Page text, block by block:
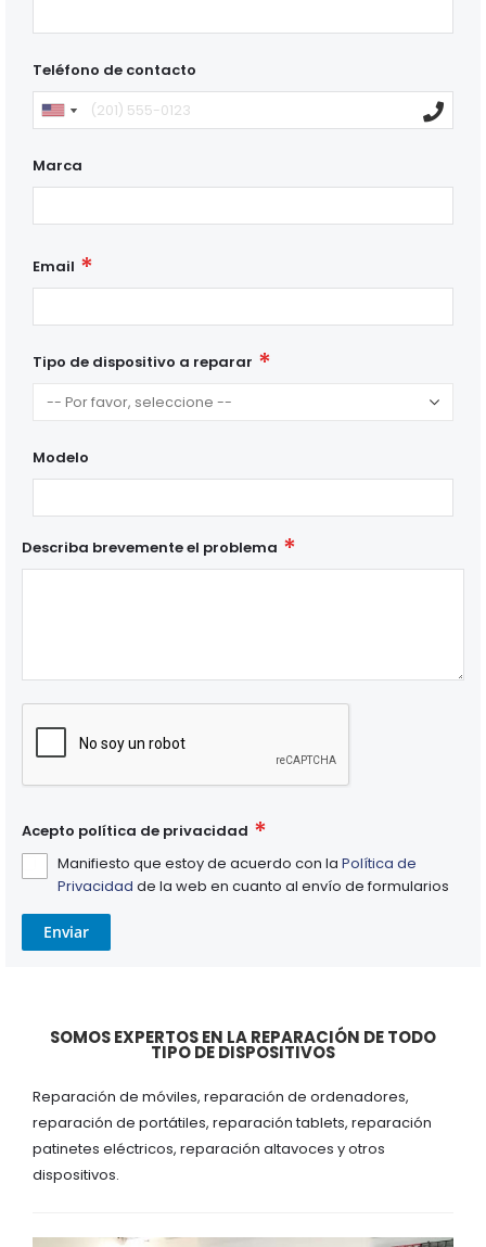
Teléfono de contacto
Marca
Email
Tipo de dispositivo a reparar
Modelo
Describa brevemente el problema
Acepto política de privacidad
Manifiesto que estoy de acuerdo con la Política de
Privacidad de la web en cuanto al envío de formularios
Enviar
SOMOS EXPERTOS EN LA REPARACIÓN DE TODO
TIPO DE DISPOSITIVOS
Reparación de móviles, reparación de ordenadores,
reparación de portátiles, reparación tablets, reparación
patinetes eléctricos, reparación altavoces y otros
dispositivos.